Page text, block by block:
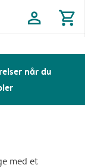
profile shopping_cart
når du
med et